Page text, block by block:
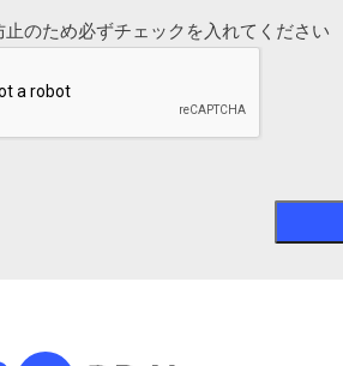
止のため必ずチェックを入れてください